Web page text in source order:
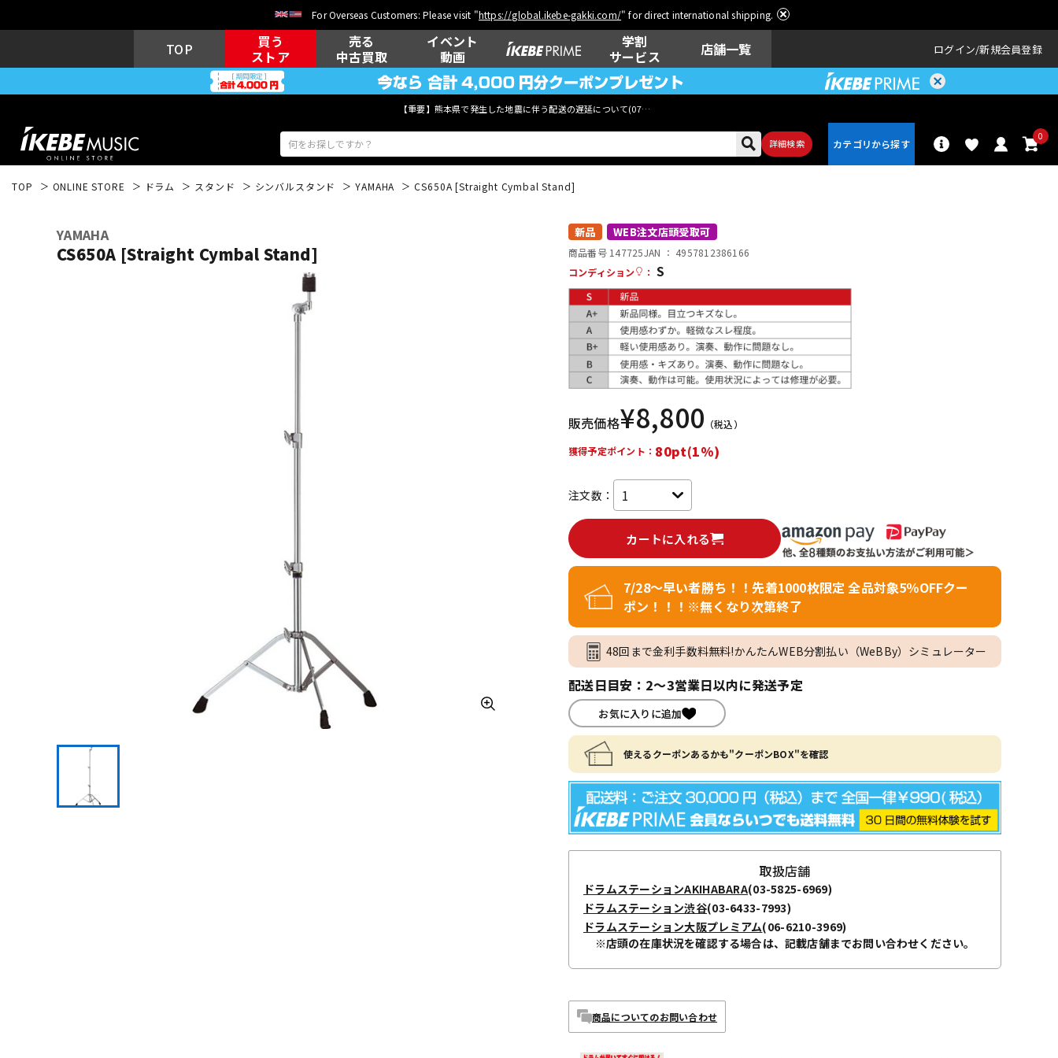
For Overseas Customers: Please visit "https://global.ikebe-gakki.com/" for direct international shipping.
TOP
買う
ストア
売る
中古買取
イベント
動画
学割
サービス
店舗一覧 ログイン 新規会員登録
【重要】熊本県で発生した地震に伴う配送の遅延について(07月29日
詳細検索
0
ウクレレ
電子ピアノ その他楽器
レコーディン
グ機器
配信/ライブ
機器
ヴィンテージ
TOP ONLINE STORE ドラム スタンド シンバルスタンド YAMAHA CS650A [Straight Cymbal Stand]
YAMAHA
CS650A [Straight Cymbal Stand]
新品 WEB注文店頭受取可
商品番号 147725JAN ： 4957812386166
コンディション
： S
販売価格¥8,800 （税込）
獲得予定ポイント： 80pt(1%)
注文数：
カートに入れる
7/28～早い者勝ち！！先着1000枚限定 全品対象5％OFFクー
ポン！！！※無くなり次第終了
48回まで金利手数料無料!かんたんWEB分割払い（WeBBy）シミュレーター
配送日目安：2～3営業日以内に発送予定
お気に入りに追加
使えるクーポンあるかも"クーポンBOX"を確認
取扱店舗
ドラムステーションAKIHABARA(03-5825-6969)
ドラムステーション渋谷(03-6433-7993)
ドラムステーション大阪プレミアム(06-6210-3969)
※店頭の在庫状況を確認する場合は、記載店舗までお問い合わせください。
商品についてのお問い合わせ